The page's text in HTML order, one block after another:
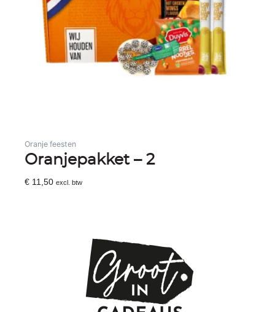
Oranje feesten
Oranjepakket – 2
€ 11,50 excl. btw